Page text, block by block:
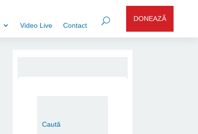
Video Live Contact
DONEAZĂ